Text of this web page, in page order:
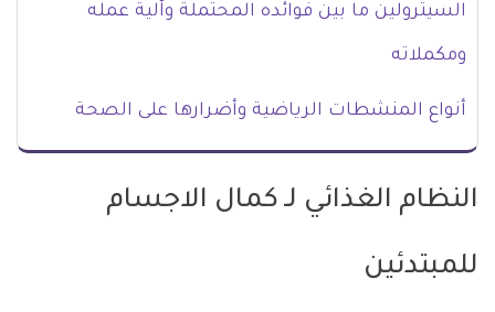
السيترولين ما بين فوائده المحتملة وآلية عمله
ومكملاته
أنواع المنشطات الرياضية وأضرارها على الصحة
النظام الغذائي لـ كمال الاجسام
للمبتدئين